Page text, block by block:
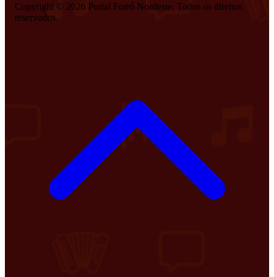
Copyright © 2026 Portal Forró Nordeste. Todos os direitos
reservados.